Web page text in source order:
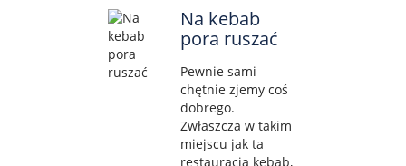
Na kebab
pora ruszać
Pewnie sami
chętnie zjemy coś
dobrego.
Zwłaszcza w takim
miejscu jak ta
restauracja kebab,